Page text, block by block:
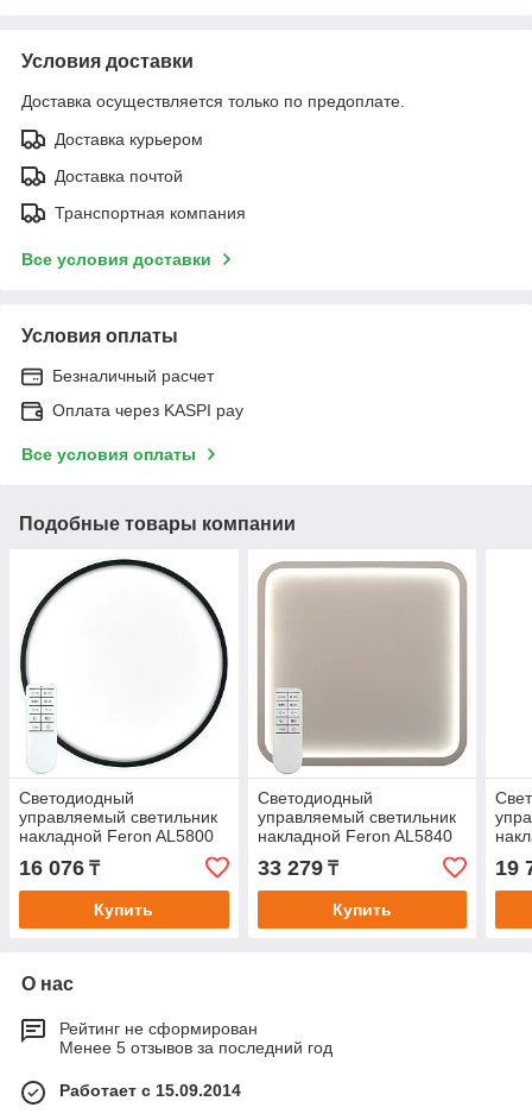
Условия доставки
Доставка осуществляется только по предоплате.
Доставка курьером
Доставка почтой
Транспортная компания
Все условия доставки
Условия оплаты
Безналичный расчет
Оплата через KASPI pay
Все условия оплаты
Подобные товары компании
Светодиодный
управляемый светильник
накладной Feron AL5800
RING тарелка 80W
3000К-6500K
16 076 ₸
Купить
Светодиодный
управляемый светильник
накладной Feron AL5840
80W 3000К-6500K
33 279₸
Купить
19
О нас
Рейтинг не сформирован
Менее 5 отзывов за последний год
Работает с 15.09.2014